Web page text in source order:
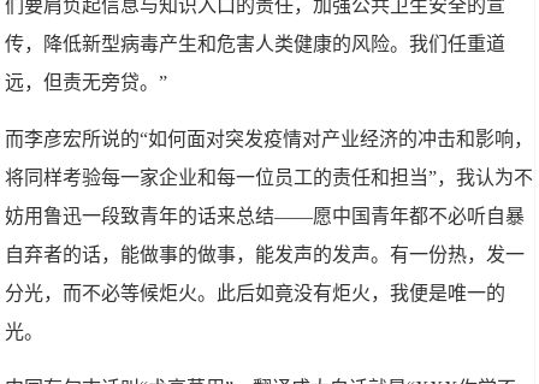
们要肩负起信息与知识入口的责任，加强公共卫生安全的宣
传，降低新型病毒产生和危害人类健康的风险。我们任重道
远，但责无旁贷。”
而李彦宏所说的“如何面对突发疫情对产业经济的冲击和影响，
将同样考验每一家企业和每一位员工的责任和担当”，我认为不
妨用鲁迅一段致青年的话来总结——愿中国青年都不必听自暴
自弃者的话，能做事的做事，能发声的发声。有一份热，发一
分光，而不必等候炬火。此后如竟没有炬火，我便是唯一的
光。